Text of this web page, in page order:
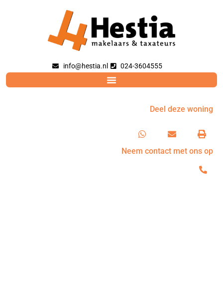
info@hestia.nl 024-3604555
Deel deze woning
Neem contact met ons op